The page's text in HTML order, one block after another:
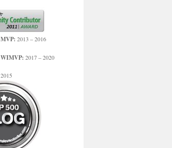
MVP: 2013 – 2016
WIMVP: 2017 – 2020
2015